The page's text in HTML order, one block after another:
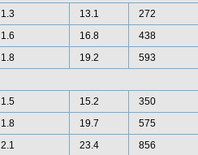
1.3 13.1
272
1.6 16.8
438
1.8 19.2
593
1.5 15.2
350
1.8 19.7
575
2.1 23.4
856